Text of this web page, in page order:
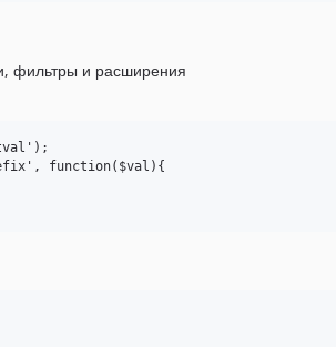
фильтры и расширения
function($val){